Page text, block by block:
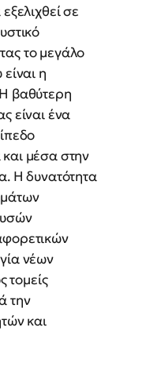
σε
το μεγάλο
η
βαθύτερη
είναι ένα
μέσα στην
Η δυνατότητα
νέων
την
και